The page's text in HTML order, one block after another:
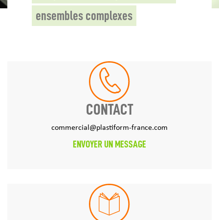
ensembles complexes
CONTACT
commercial@plastiform-france.com
ENVOYER UN MESSAGE